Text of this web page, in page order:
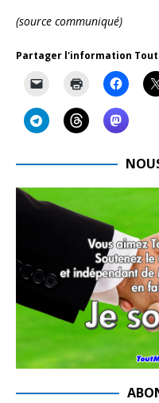
(source communiqué)
Partager l'information